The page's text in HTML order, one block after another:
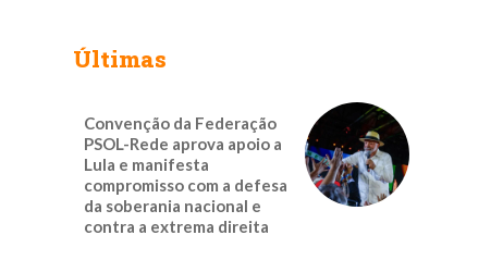
Últimas
Convenção da Federação
PSOL-Rede aprova apoio a
Lula e manifesta
compromisso com a defesa
da soberania nacional e
contra a extrema direita